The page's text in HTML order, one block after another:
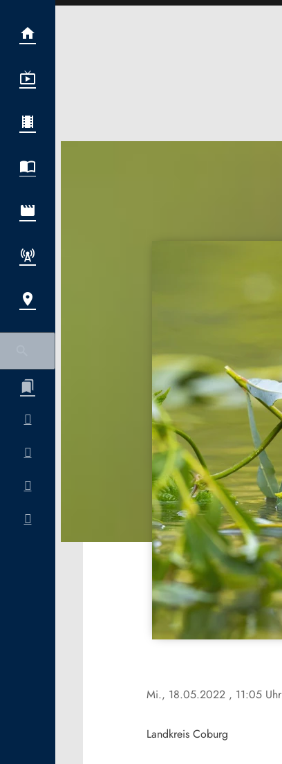
Mi., 18.05.2022 , 11:05 Uhr
Landkreis Coburg